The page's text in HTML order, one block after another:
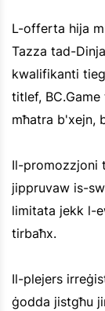
L-offerta hija
Tazza tad-
kwalifikanti
titlef,
mħatra b'xejn,
Il-promozzjoni
jippruvaw is-
limitata jekk l-
tirbaħx.
Il-plejers
ġodda jistgħu